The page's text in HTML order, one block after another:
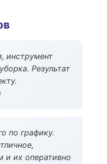
инструмент
Результат
по графику.
и их оперативно